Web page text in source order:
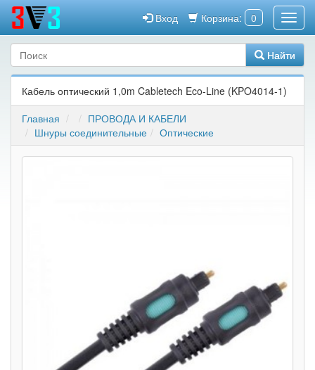
Корзина: 0
Вход
Найти
Кабель оптический 1,0m Cabletech Eco-Line (KPO4014-1)
Главная
ПРОВОДА И КАБЕЛИ
Шнуры соединительные
Оптические